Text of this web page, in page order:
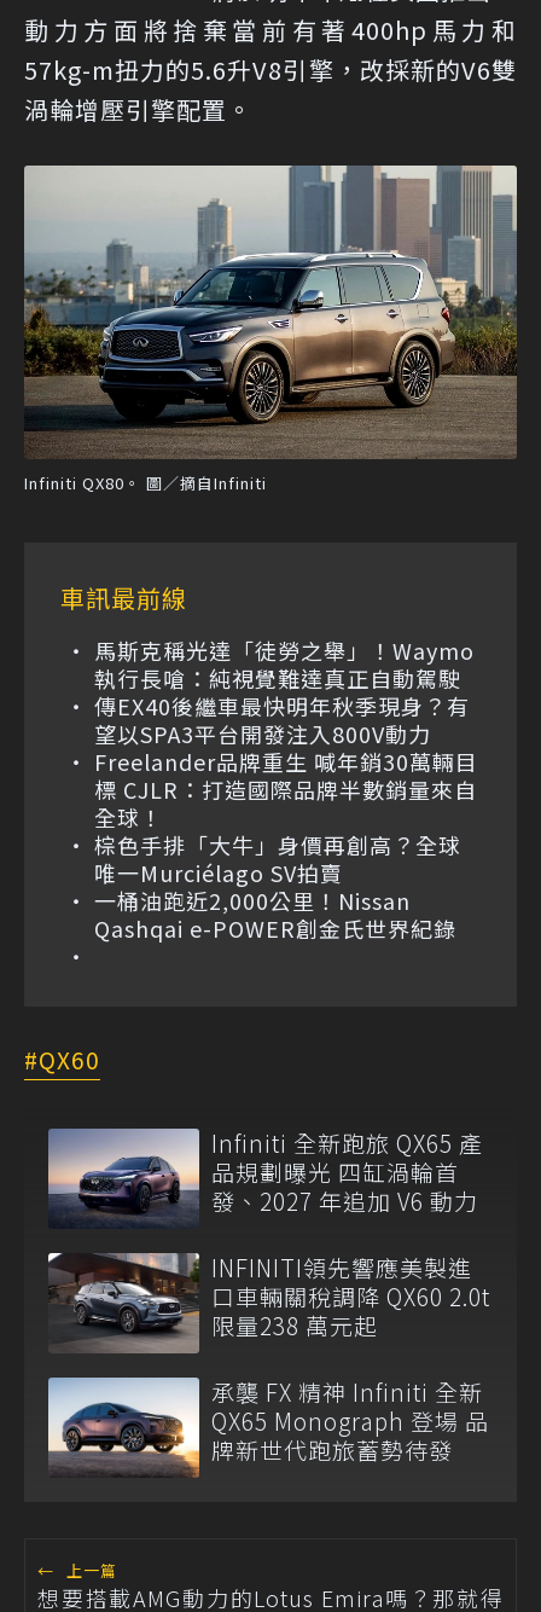
動力方面將捨棄當前有著400hp馬力和
57kg-m扭力的5.6升V8引擎，改採新的V6雙
渦輪增壓引擎配置。
Infiniti QX80。 圖／摘自Infiniti
車訊最前線
馬斯克稱光達「徒勞之舉」！Waymo
執行長嗆：純視覺難達真正自動駕駛
傳EX40後繼車最快明年秋季現身？有
望以SPA3平台開發注入800V動力
Freelander品牌重生 喊年銷30萬輛目
標 CJLR：打造國際品牌半數銷量來自
全球！
棕色手排「大牛」身價再創高？全球
唯一Murciélago SV拍賣
一桶油跑近2,000公里！Nissan
Qashqai e-POWER創金氏世界紀錄
QX60
Infiniti 全新跑旅 QX65 產
品規劃曝光 四缸渦輪首
發、2027 年追加 V6 動力
INFINITI領先響應美製進
口車輛關稅調降 QX60 2.0t
限量238 萬元起
承襲 FX 精神 Infiniti 全新
QX65 Monograph 登場 品
牌新世代跑旅蓄勢待發
← 上一篇
想要搭載AMG動力的Lotus Emira嗎？那就得